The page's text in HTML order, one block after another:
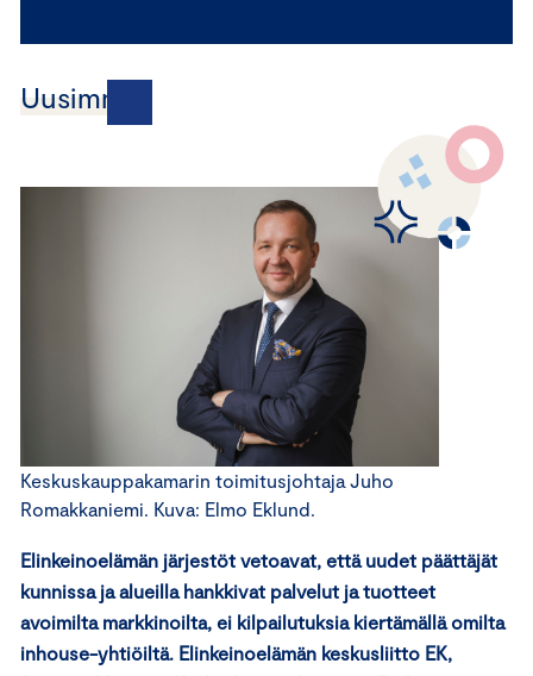
Uusimmat
Keskuskauppakamarin toimitusjohtaja Juho
Romakkaniemi. Kuva: Elmo Eklund.
Elinkeinoelämän järjestöt vetoavat, että uudet päättäjät
kunnissa ja alueilla hankkivat palvelut ja tuotteet
avoimilta markkinoilta, ei kilpailutuksia kiertämällä omilta
inhouse-yhtiöiltä. Elinkeinoelämän keskusliitto EK,